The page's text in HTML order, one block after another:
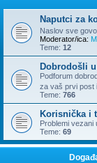
Naputci za
Naslov sve
Moderator/ica:
Teme: 12
Dobrodošli
Podforum
za vaš prvi post
Teme: 766
Korisnička i
Problemi vezani
Teme: 69